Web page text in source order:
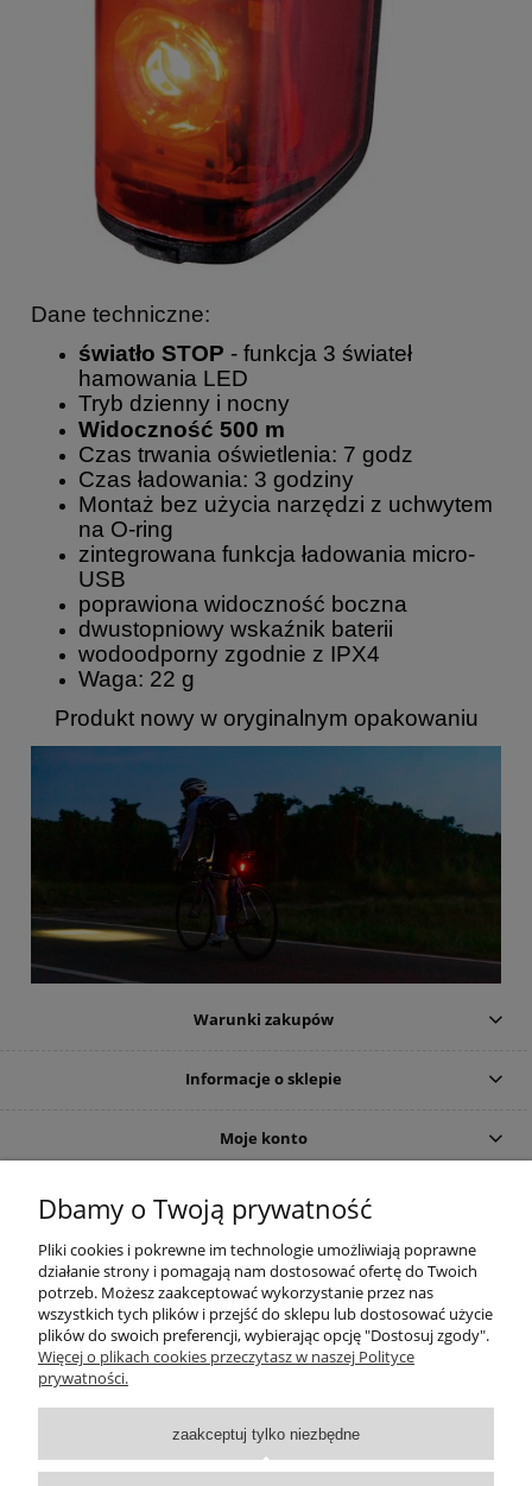
Dane techniczne:
światło STOP - funkcja 3 świateł
hamowania LED
Tryb dzienny i nocny
Widoczność 500 m
Czas trwania oświetlenia: 7 godz
Czas ładowania: 3 godziny
Montaż bez użycia narzędzi z uchwytem
na O-ring
zintegrowana funkcja ładowania micro-
USB
poprawiona widoczność boczna
dwustopniowy wskaźnik baterii
wodoodporny zgodnie z IPX4
Waga: 22 g
Produkt nowy w oryginalnym opakowaniu
Warunki zakupów
Informacje o sklepie
Moje konto
Dbamy o Twoją prywatność
Pliki cookies i pokrewne im technologie umożliwiają poprawne
działanie strony i pomagają nam dostosować ofertę do Twoich
potrzeb. Możesz zaakceptować wykorzystanie przez nas
wszystkich tych plików i przejść do sklepu lub dostosować użycie
plików do swoich preferencji, wybierając opcję "Dostosuj zgody".
Więcej o plikach cookies przeczytasz w naszej Polityce
prywatności.
zaakceptuj tylko niezbędne